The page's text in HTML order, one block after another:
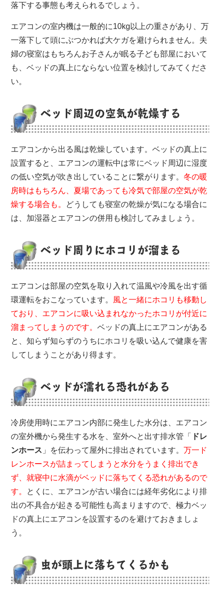
落下する事態も考えられるでしょう。
エアコンの室内機は一般的に10kg以上の重さがあり、万
一落下して頭にぶつかれば大ケガを避けられません。夫
婦の寝室はもちろんお子さんが眠る子ども部屋において
も、ベッドの真上にならない位置を検討してみてくださ
い。
ベッド周辺の空気が乾燥する
エアコンから出る風は乾燥しています。ベッドの真上に
設置すると、エアコンの運転中は常にベッド周辺に湿度
の低い空気が吹き出していることに繋がります。冬の暖
房時はもちろん、夏場であっても冷気で部屋の空気が乾
燥する場合も。 どうしても寝室の乾燥が気になる場合に
は、加湿器とエアコンの併用も検討してみましょう。
ベッド周りにホコリが溜まる
エアコンは部屋の空気を取り入れて温風や冷風を出す循
環運転をおこなっています。 風と一緒にホコリも移動し
ており、エアコンに吸い込まれなかったホコリが付近に
溜まってしまうのです。ベッドの真上にエアコンがある
と、知らず知らずのうちにホコリを吸い込んで健康を害
してしまうことがあり得ます。
ベッドが濡れる恐れがある
冷房使用時にエアコン内部に発生した水分は、エアコン
の室外機から発生する水を、室外へと出す排水管「
ドレ
ンホース 」を伝わって屋外に排出されています。万一ド
レンホースが詰まってしまうと水分をうまく排出でき
ず、就寝中に水滴がベッドに落ちてくる恐れがあるので
す。 とくに、エアコンが古い場合には経年劣化により排
出の不具合が起きる可能性も高まりますので、極力ベッ
ドの真上にエアコンを設置するのを避けておきましょ
う。
虫が頭上に落ちてくるかも